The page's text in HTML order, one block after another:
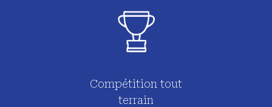
Compétition tout
terrain